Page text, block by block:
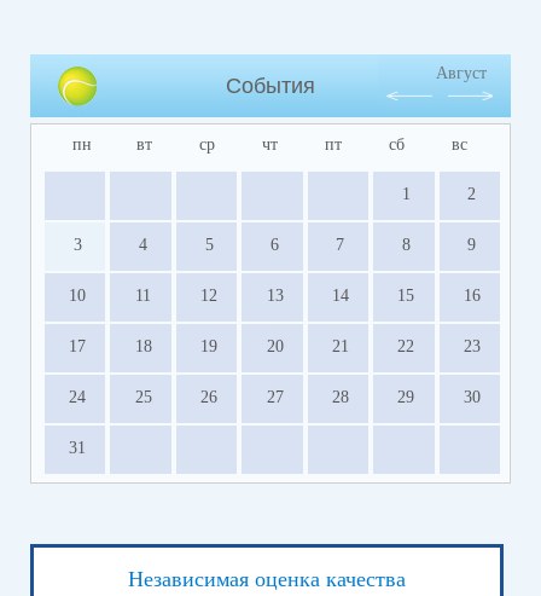
События
Август
пн вт ср чт пт сб вс
1 2
3 4 5 6 7 8 9
10 11 12 13 14 15 16
17 18 19 20 21 22 23
24 25 26 27 28 29 30
31
Независимая оценка качества